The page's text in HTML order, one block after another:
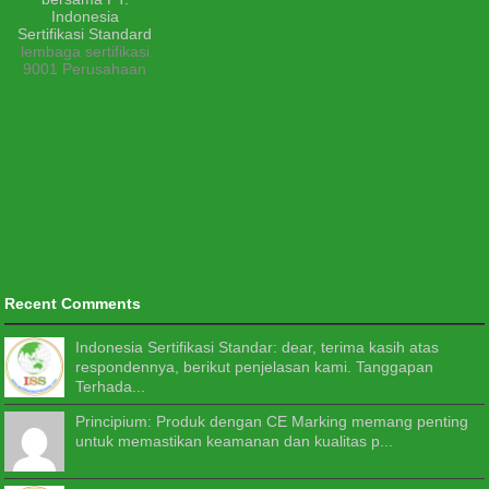
lembaga sertifikasi
9001 Perusahaan
Recent Comments
Indonesia Sertifikasi Standar: dear, terima kasih atas
respondennya, berikut penjelasan kami. Tanggapan
Terhada...
Principium: Produk dengan CE Marking memang penting
untuk memastikan keamanan dan kualitas p...